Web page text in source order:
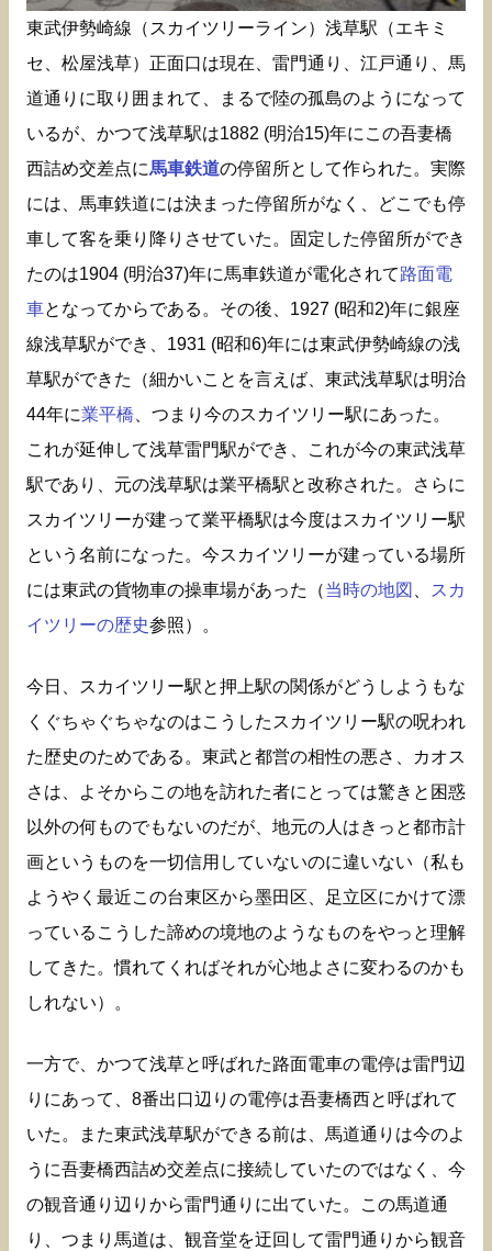
東武伊勢崎線（スカイツリーライン）浅草駅（エキミ
セ、松屋浅草）正面口は現在、雷門通り、江戸通り、馬
道通りに取り囲まれて、まるで陸の孤島のようになって
いるが、かつて浅草駅は1882 (明治15)年にこの吾妻橋
西詰め交差点に馬車鉄道の停留所として作られた。実際
には、馬車鉄道には決まった停留所がなく、どこでも停
車して客を乗り降りさせていた。固定した停留所ができ
たのは1904 (明治37)年に馬車鉄道が電化されて路面電
車となってからである。その後、1927 (昭和2)年に銀座
線浅草駅ができ、1931 (昭和6)年には東武伊勢崎線の浅
草駅ができた（細かいことを言えば、東武浅草駅は明治
44年に業平橋 、つまり今のスカイツリー駅にあった。
これが延伸して浅草雷門駅ができ、これが今の東武浅草
駅であり、元の浅草駅は業平橋駅と改称された。さらに
スカイツリーが建って業平橋駅は今度はスカイツリー駅
という名前になった。今スカイツリーが建っている場所
には東武の貨物車の操車場があった（当時の地図
スカ
イツリーの歴史参照）。
今日、スカイツリー駅と押上駅の関係がどうしようもな
くぐちゃぐちゃなのはこうしたスカイツリー駅の呪われ
た歴史のためである。東武と都営の相性の悪さ、カオス
さは、よそからこの地を訪れた者にとっては驚きと困惑
以外の何ものでもないのだが、地元の人はきっと都市計
画というものを一切信用していないのに違いない（私も
ようやく最近この台東区から墨田区、足立区にかけて漂
っているこうした諦めの境地のようなものをやっと理解
してきた。慣れてくればそれが心地よさに変わるのかも
しれない）。
一方で、かつて浅草と呼ばれた路面電車の電停は雷門辺
りにあって、8番出口辺りの電停は吾妻橋西と呼ばれて
いた。また東武浅草駅ができる前は、馬道通りは今のよ
うに吾妻橋西詰め交差点に接続していたのではなく、今
の観音通り辺りから雷門通りに出ていた。この馬道通
り、つまり馬道は、観音堂を迂回して雷門通りから観音